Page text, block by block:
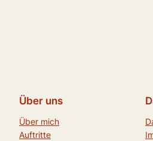
Über uns
Über mich
Auftritte